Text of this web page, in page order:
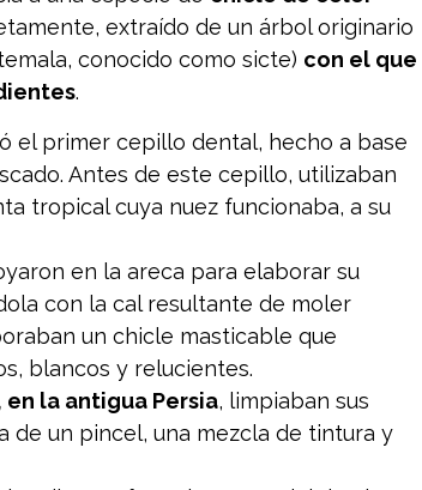
extraído de un árbol originario
conocido como sicte) con el que
.
el primer cepillo dental, hecho a base
Antes de este cepillo, utilizaban
tropical cuya nuez funcionaba, a su
en la areca para elaborar su
con la cal resultante de moler
un chicle masticable que
blancos y relucientes.
en la antigua Persia, limpiaban sus
de un pincel, una mezcla de tintura y